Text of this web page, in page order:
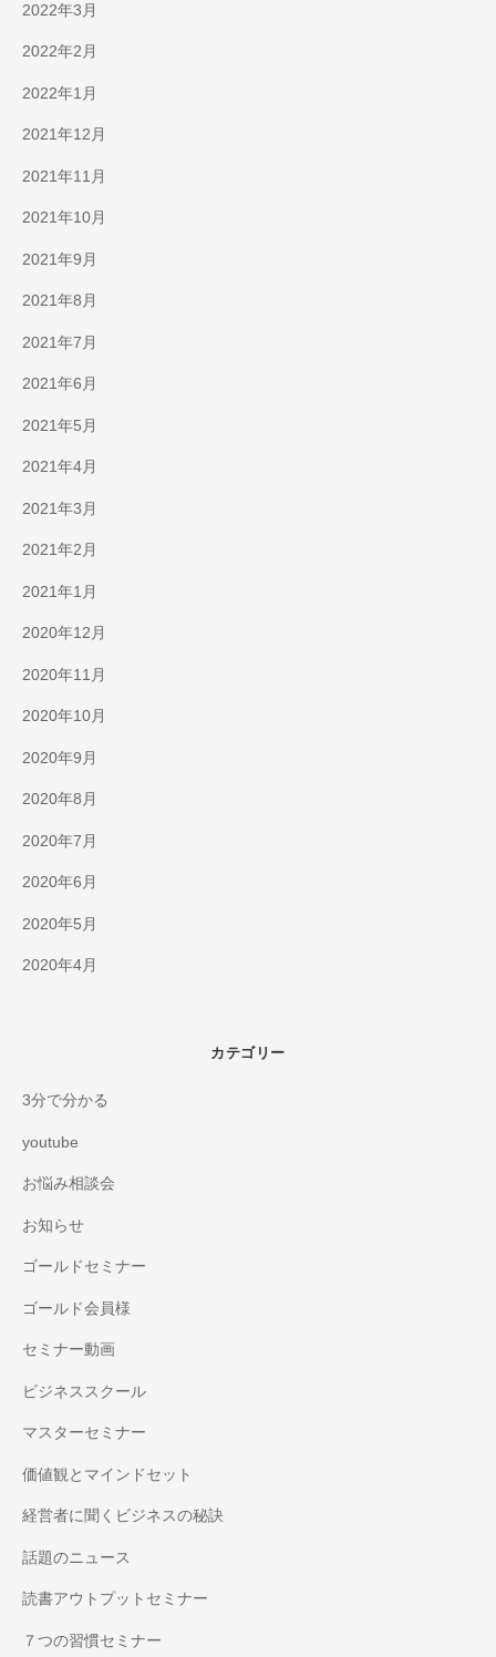
2022年3月
2022年2月
2022年1月
2021年12月
2021年11月
2021年10月
2021年9月
2021年8月
2021年7月
2021年6月
2021年5月
2021年4月
2021年3月
2021年2月
2021年1月
2020年12月
2020年11月
2020年10月
2020年9月
2020年8月
2020年7月
2020年6月
2020年5月
2020年4月
カテゴリー
3分で分かる
youtube
お悩み相談会
お知らせ
ゴールドセミナー
ゴールド会員様
セミナー動画
ビジネススクール
マスターセミナー
価値観とマインドセット
経営者に聞くビジネスの秘訣
話題のニュース
読書アウトプットセミナー
７つの習慣セミナー